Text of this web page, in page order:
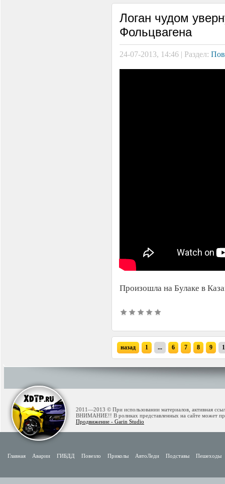
Логан чудом
Фольцвагена
24-07-2013, 14:46 | Раздел:
Произошла на Булаке в
назад 1 ... 6 7 8 9
2011—2013 © При использовании материалов, активная
ВНИМАНИЕ!! В роликах представленных на сайте может
Продвижение - Garin Studio
Главная Аварии ГИБДД Повезло Приколы АвтоЛеди Подставы Пешеходы